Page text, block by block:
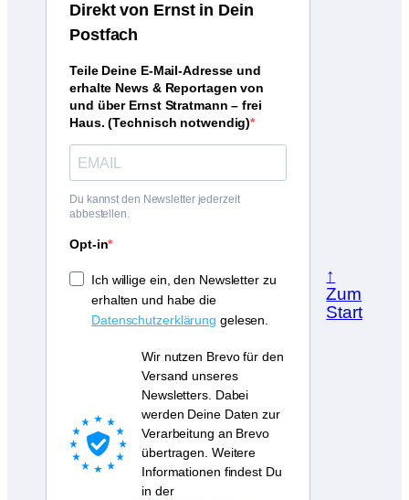
Direkt von Ernst in Dein
Postfach
Teile Deine E-Mail-Adresse und
erhalte News & Reportagen von
und über Ernst Stratmann – frei
Haus. (Technisch notwendig)
Du kannst den Newsletter jederzeit
abbestellen.
Opt-in
Ich willige ein, den Newsletter zu
erhalten und habe die
Datenschutzerklärung gelesen.
Wir nutzen Brevo für den
Versand unseres
Newsletters. Dabei
werden Deine Daten zur
Verarbeitung an Brevo
übertragen. Weitere
Informationen findest Du
in der
↑
Zum
Start